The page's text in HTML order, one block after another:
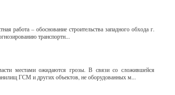
работа – обоснование строительства западного обхода г.
транспортн...
местами ожидаются грозы. В связи со сложившейся
ГСМ и других объектов, не оборудованных м...